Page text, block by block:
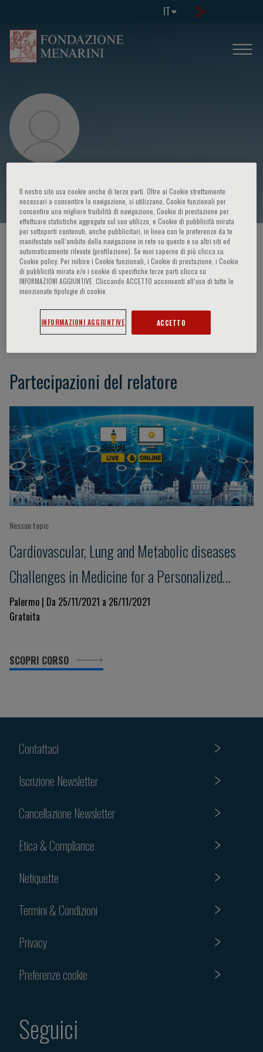
IT
Antonino Bruno Tuttolomondo
HOME PAGE / CORSI ED EVENTI / RELATORE
Antonino Bruno Tuttolomondo
University of Palermo - Palermo (IT)
Partecipazioni del relatore
Nessun topic
Cardiovascular, Lung and Metabolic diseases
Challenges in Medicine for a Personalized
Clinical Decision-Making. Beyond evidence
towards the future in a changing world
Palermo | Da 25/11/2021 a 26/11/2021
Gratuita
SCOPRI CORSO
Contattaci
Iscrizione Newsletter
Cancellazione Newsletter
Etica & Compliance
Netiquette
Termini & Condizioni
Privacy
Preferenze cookie
Seguici
Il nostro sito usa cookie anche di terze parti. Oltre ai Cookie strettamente
necessari a consentire la navigazione, si utilizzano, Cookie funzionali per
consentire una migliore fruibilità di navigazione, Cookie di prestazione per
effettuare statistiche aggregate sul suo utilizzo, e Cookie di pubblicità mirata
per sottoporti contenuti, anche pubblicitari, in linea con le preferenze da te
manifestate nell‘ambito della navigazione in rete su questo e su altri siti ed
automaticamente rilevate (profilazione). Se vuoi saperne di più clicca su
Cookie policy. Per inibire i Cookie funzionali, i Cookie di prestazione, i Cookie
di pubblicità mirata e/o i cookie di specifiche terze parti clicca su
INFORMAZIONI AGGIUNTIVE. Cliccando ACCETTO acconsenti all’uso di tutte le
menzionate tipologie di cookie.
INFORMAZIONI AGGIUNTIVE ACCETTO